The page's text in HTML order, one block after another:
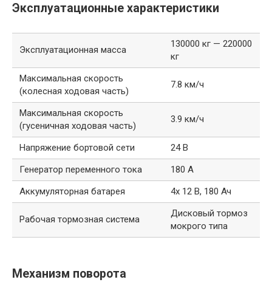
Эксплуатационные характеристики
Эксплуатационная масса
130000 кг — 220000
кг
Максимальная скорость
(колесная ходовая часть)
7.8 км/ч
Максимальная скорость
(гусеничная ходовая часть)
3.9 км/ч
Напряжение бортовой сети
24 В
Генератор переменного тока
180 А
Аккумуляторная батарея
4х 12 В, 180 Ач
Рабочая тормозная система
Дисковый тормоз
мокрого типа
Механизм поворота